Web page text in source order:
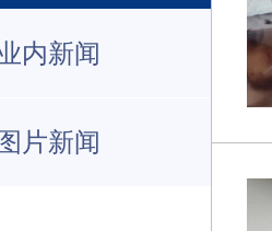
内新闻
片新闻